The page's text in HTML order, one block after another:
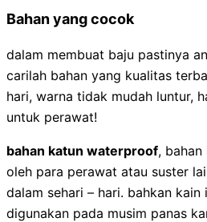
Bahan yang cocok
dalam membuat baju pastinya
carilah bahan yang kualitas
hari, warna tidak mudah luntur,
untuk perawat!
bahan katun waterproof,
oleh para perawat atau suster
dalam sehari – hari. bahkan
digunakan pada musim panas